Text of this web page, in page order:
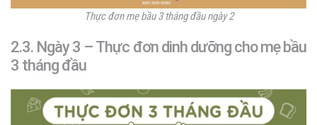
Thực đơn mẹ bầu 3 tháng đầu ngày 2
2.3. Ngày 3 – Thực đơn dinh dưỡng cho mẹ bầu
3 tháng đầu